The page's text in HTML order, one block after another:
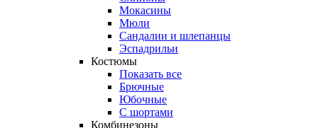
Мокасины
Мюли
Сандалии и шлепанцы
Эспадрильи
Костюмы
Показать все
Брючные
Юбочные
С шортами
Комбинезоны